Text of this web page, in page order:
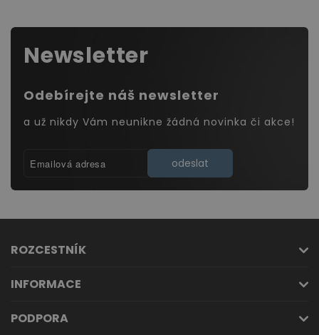
Newsletter
Odebírejte náš newsletter
a už nikdy Vám neunikne žádná novinka či akce!
odeslat
ROZCESTNÍK
INFORMACE
PODPORA